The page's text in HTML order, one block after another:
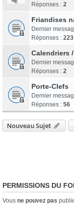
Réponses : 2
Friandises
Dernier
Réponses : 223
Calendriers
Dernier
Réponses : 2
Porte-Clefs
Dernier
Réponses : 56
Nouveau Sujet
PERMISSIONS DU
Vous ne pouvez pas